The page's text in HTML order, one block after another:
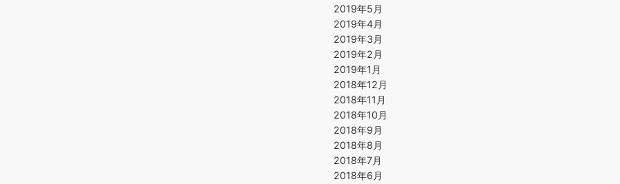
2019年5月
2019年4月
2019年3月
2019年2月
2019年1月
2018年12月
2018年11月
2018年10月
2018年9月
2018年8月
2018年7月
2018年6月